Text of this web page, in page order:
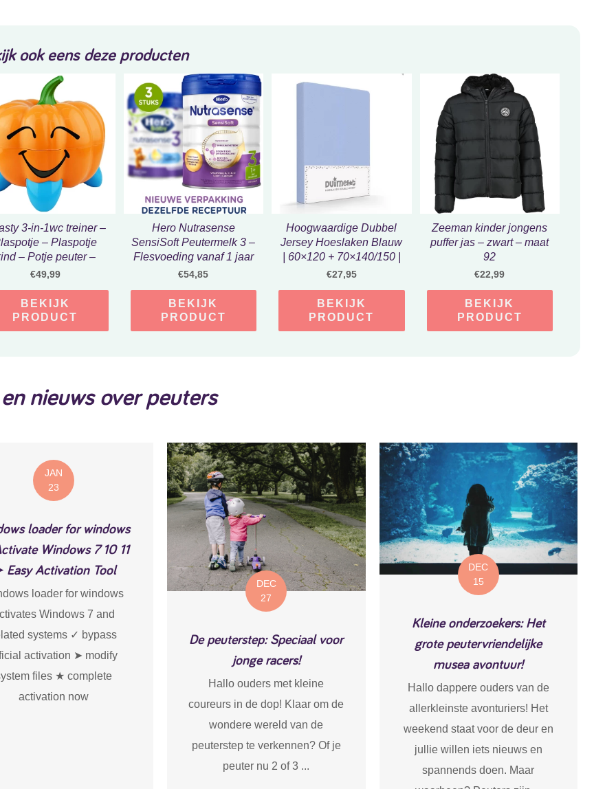
ook eens deze producten
3-in-1wc treiner –
– Plaspotje
– Potje peuter –
met deksel – WC
– Oranje – wc
treiner-moederdag
cadeautje
€49,99
BEKIJK
PRODUCT
Hero Nutrasense
SensiSoft Peutermelk 3 –
Flesvoeding vanaf 1 jaar
– 3 x 700 gram – met
€54,85
BEKIJK
PRODUCT
Hoogwaardige Dubbel
Jersey Hoeslaken Blauw
| 60×120 + 70×140/150 |
Heerlijk Zacht En Dik |
€27,95
BEKIJK
PRODUCT
Zeeman kinder jongens
puffer jas – zwart – maat
92
€22,99
BEKIJK
PRODUCT
nieuws over peuters
JAN
23
loader for windows
Windows 7 10 11
Easy Activation Tool
loader for windows
Windows 7 and
systems ✓ bypass
activation ➤ modify
files ★ complete
activation now
DEC
27
De peuterstep: Speciaal voor
jonge racers!
Hallo ouders met kleine
coureurs in de dop! Klaar om de
wondere wereld van de
peuterstep te verkennen? Of je
peuter nu 2 of 3 ...
DEC
15
Kleine onderzoekers: Het
grote peutervriendelijke
musea avontuur!
Hallo dappere ouders van de
allerkleinste avonturiers! Het
weekend staat voor de deur en
jullie willen iets nieuws en
spannends doen. Maar